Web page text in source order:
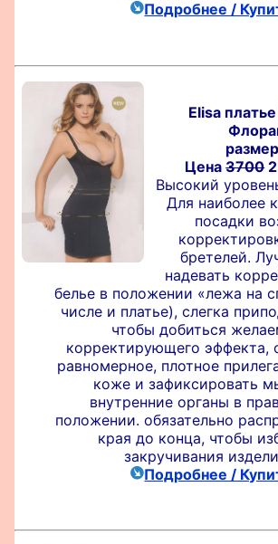
Подробнее /
Elisa
Цена3700
Высокий
Для наиболее
посадки
бретелей.
надевать
белье в положении «лежа на
числе и платье), слегка
чтобы добиться
корректирующего эффекта,
равномерное, плотное
коже и зафиксировать
внутренние органы в
положении. обязательно
края до конца, чтобы
закручивания
Подробнее /